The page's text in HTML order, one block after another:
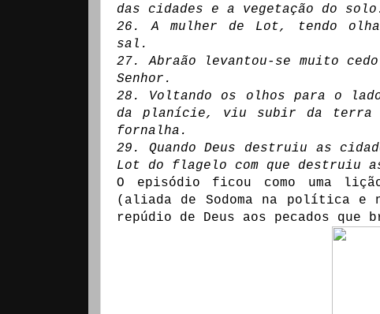
das cidades e a vegetação do
26. A mulher de Lot, tendo
sal.
27. Abraão levantou-se muito
Senhor.
28. Voltando os olhos para o lado
da planície, viu subir da terra
fornalha.
29. Quando Deus destruiu as
Lot do flagelo com que destruiu
O episódio ficou como uma
(aliada de Sodoma na política e
repúdio de Deus aos pecados que